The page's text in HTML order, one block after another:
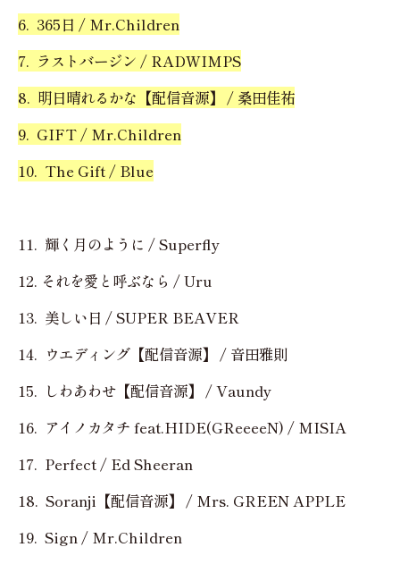
6. 365日 / Mr.Children
7. ラストバージン / RADWIMPS
8. 明日晴れるかな【配信音源】 / 桑田佳祐
9. GIFT / Mr.Children
10. The Gift / Blue
11. 輝く月のように / Superfly
12. それを愛と呼ぶなら / Uru
13. 美しい日 / SUPER BEAVER
14. ウエディング【配信音源】 / 音田雅則
15. しわあわせ【配信音源】 / Vaundy
16. アイノカタチ feat.HIDE(GReeeeN) / MISIA
17. Perfect / Ed Sheeran
18. Soranji【配信音源】 / Mrs. GREEN APPLE
19. Sign / Mr.Children